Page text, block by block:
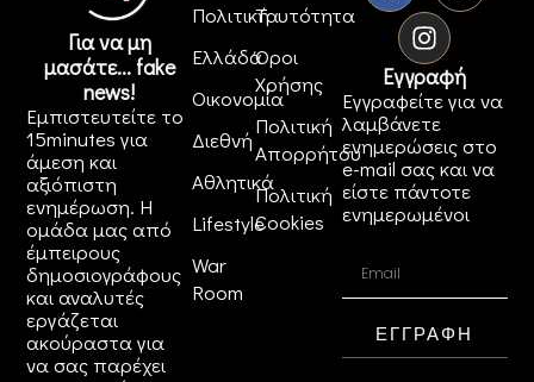
Για να μη
μασάτε... fake
news!
Εμπιστευτείτε το
15minutes για
άμεση και
αξιόπιστη
ενημέρωση. Η
ομάδα μας από
έμπειρους
δημοσιογράφους
και αναλυτές
εργάζεται
ακούραστα για
να σας παρέχει
Πολιτική
Ελλάδα
Οικονομία
Διεθνή
Αθλητικά
Lifestyle
War
Room
Ταυτότητα
Όροι
Χρήσης
Πολιτική
Απορρήτου
Πολιτική
Cookies
Εγγραφή
Εγγραφείτε για να
λαμβάνετε
ενημερώσεις στο
e-mail σας και να
είστε πάντοτε
ενημερωμένοι
ΕΓΓΡΑΦΗ